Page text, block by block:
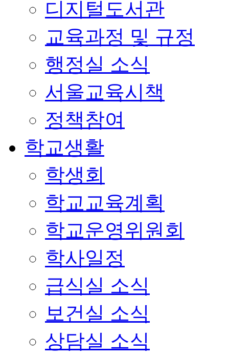
디지털도서관
교육과정 및 규정
행정실 소식
서울교육시책
정책참여
학교생활
학생회
학교교육계획
학교운영위원회
학사일정
급식실 소식
보건실 소식
상담실 소식